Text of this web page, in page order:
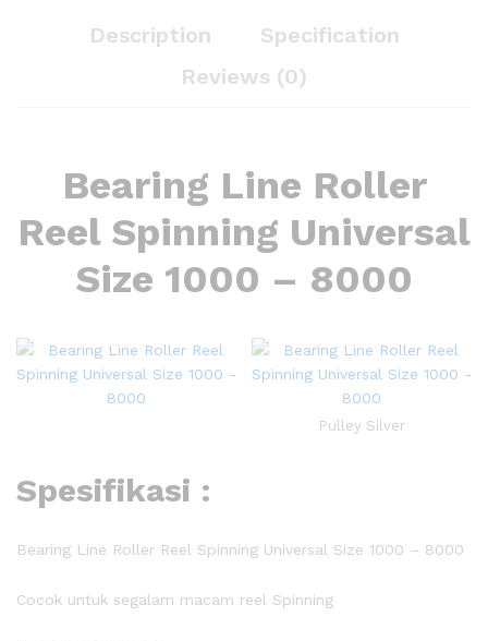
Description
Specification
Reviews (0)
Bearing Line Roller
Reel Spinning Universal
Size 1000 – 8000
Pulley Silver
Spesifikasi :
Bearing Line Roller Reel Spinning Universal Size 1000 – 8000
Cocok untuk segalam macam reel Spinning